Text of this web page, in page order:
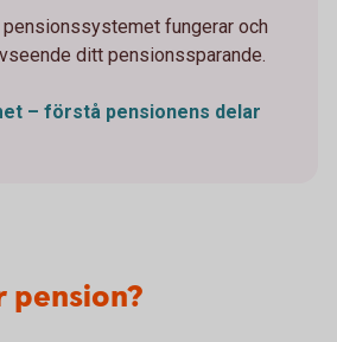
pensionssystemet fungerar och
ditt pensionssparande.
– förstå pensionens delar
pension?